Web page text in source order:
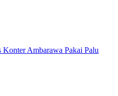
Ambarawa Pakai Palu